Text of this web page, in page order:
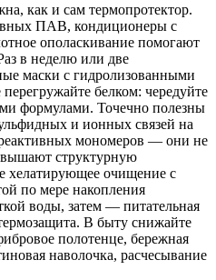
как и сам термопротектор.
ПАВ, кондиционеры с
ополаскивание помогают
в неделю или две
маски с гидролизованными
белком: чередуйте
формулами. Точечно полезны
и ионных связей на
мономеров — они не
структурную
хелатирующее очищение с
по мере накопления
воды, затем — питательная
В быту снижайте
полотенце, бережная
наволочка, расчесывание